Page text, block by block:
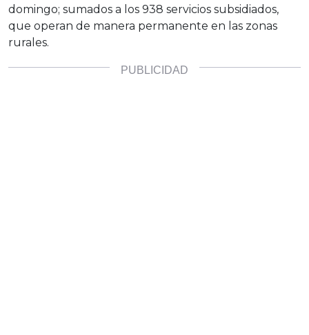
domingo; sumados a los 938 servicios subsidiados,
que operan de manera permanente en las zonas
rurales.